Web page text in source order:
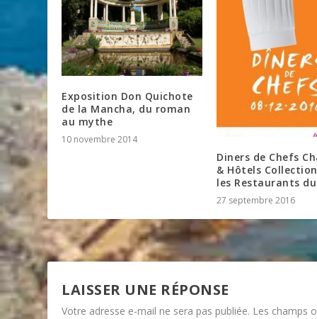
Exposition Don Quichote
de la Mancha, du roman
au mythe
10 novembre 2014
Diners de Chefs
& Hôtels
les Restaurants
27 septembre 2016
LAISSER UNE RÉPONSE
Votre adresse e-mail ne sera pas publiée. Les champs